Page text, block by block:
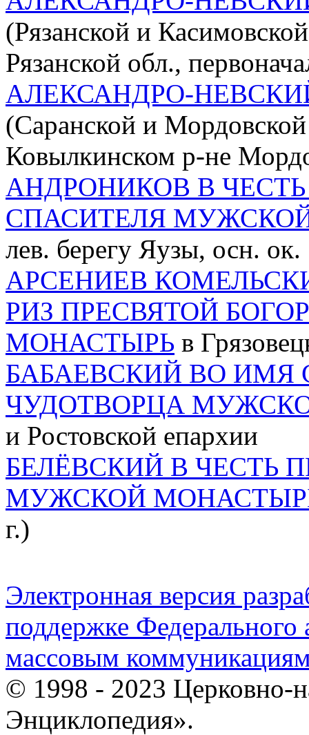
(Рязанской и
Рязанской обл.,
АЛЕКСАНДРО-
(Саранской и
Ковылкинском р-не
АНДРОНИКОВ В
СПАСИТЕЛЯ
лев. берегу Яузы, осн. ок.
АРСЕНИЕВ
РИЗ ПРЕСВЯТОЙ
МОНАСТЫРЬ в
БАБАЕВСКИЙ ВО ИМЯ
ЧУДОТВОРЦА
и Ростовской епархии
БЕЛЁВСКИЙ В ЧЕСТЬ
МУЖСКОЙ
г.)
Электронная версия
поддержке Федерального
массовым
© 1998 - 2023 Церковно-
Энциклопедия».